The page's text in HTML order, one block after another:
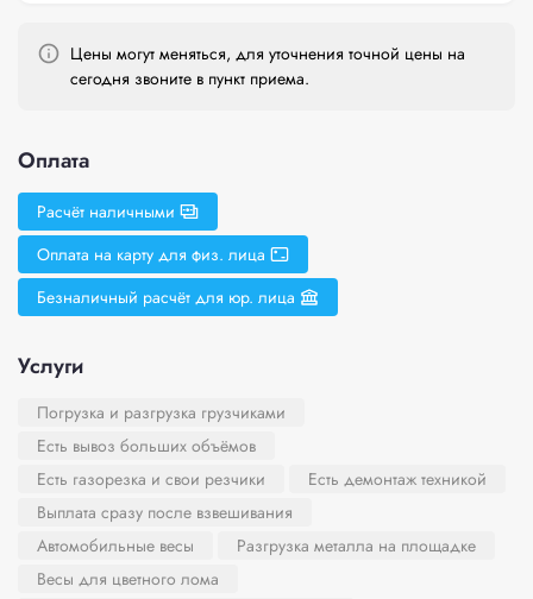
Цены могут меняться, для уточнения точной цены на
сегодня звоните в пункт приема.
Оплата
Расчёт наличными
Оплата на карту для физ. лица
Безналичный расчёт для юр. лица
Услуги
Погрузка и разгрузка грузчиками
Есть вывоз больших объёмов
Есть газорезка и свои резчики
Есть демонтаж техникой
Выплата сразу после взвешивания
Автомобильные весы
Разгрузка металла на площадке
Весы для цветного лома